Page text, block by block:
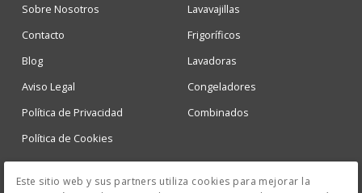
Sobre Nosotros
Contacto
Blog
Aviso Legal
Política de Privacidad
Política de Cookies
Lavavajillas
Frigoríficos
Lavadoras
Congeladores
Combinados
Climatización Televisores
Este sitio web y sus partners utiliza cookies para mejorar la